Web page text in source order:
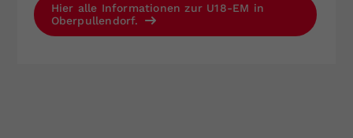
Hier alle Informationen zur U18-EM in
Oberpullendorf.